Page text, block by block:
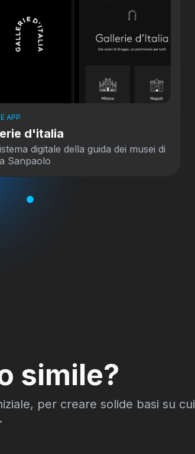
APP
d'italia
digitale della guida dei musei di
Sanpaolo
simile?
per creare solide basi su cui